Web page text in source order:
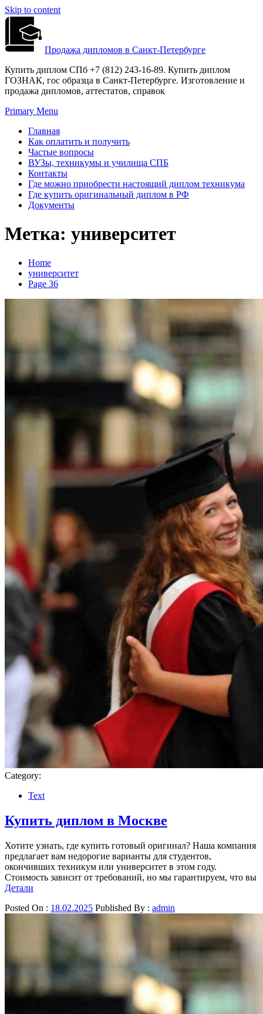
Skip to content
Продажа дипломов в Санкт-Петербурге
Купить диплом СПб +7 (812) 243-16-89. Купить диплом
ГОЗНАК, гос образца в Санкт-Петербурге. Изготовление и
продажа дипломов, аттестатов, справок
Primary Menu
Главная
Как оплатить и получить
Частые вопросы
ВУЗы, техникумы и училища СПБ
Контакты
Где можно приобрести настоящий диплом техникума
Где купить оригинальный диплом в РФ
Документы
Метка: университет
Home
университет
Page 36
Category:
Text
Купить диплом в Москве
Хотите узнать, где купить готовый оригинал? Наша компания
предлагает вам недорогие варианты для студентов,
окончивших техникум или университет в этом году.
Стоимость зависит от требований, но мы гарантируем, что вы
Детали
Posted On : 18.02.2025 Published By : admin